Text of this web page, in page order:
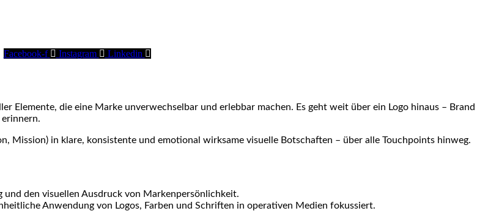
Facebook-f Instagram Linkedin
Elemente, die eine Marke unverwechselbar und erlebbar machen. Es geht weit über ein Logo hinaus – Brand
Mission) in klare, konsistente und emotional wirksame visuelle Botschaften – über alle Touchpoints hinweg.
den visuellen Ausdruck von Markenpersönlichkeit.
Anwendung von Logos, Farben und Schriften in operativen Medien fokussiert.